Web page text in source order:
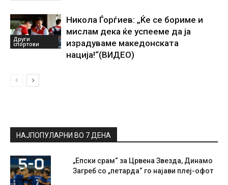
Други
спортови
Никола Ѓорѓиев: „Ќе се бориме и
мислам дека ќе успееме да ја
израдуваме македонската
нација!“(ВИДЕО)
НАЈПОПУЛАРНИ ВО 7 ДЕНА
„Епски срам“ за Црвена Звезда, Динамо
Загреб со „петарда“ го најави плеј-офот